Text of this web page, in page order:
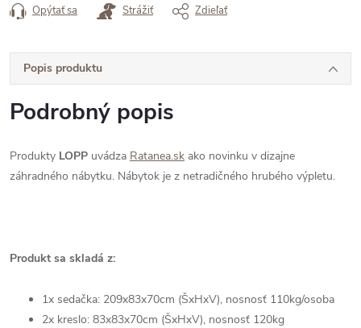
Opýtať sa Strážiť Zdieľať
Popis produktu
Podrobný popis
Produkty LOPP uvádza Ratanea.sk ako novinku v dizajne
záhradného nábytku. Nábytok je z netradičného hrubého výpletu.
Produkt sa skladá z:
1x sedačka: 209x83x70cm (ŠxHxV), nosnosť 110kg/osoba
2x kreslo: 83x83x70cm (ŠxHxV), nosnosť 120kg